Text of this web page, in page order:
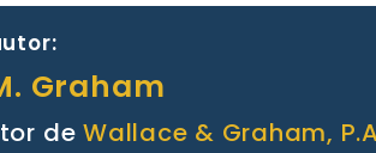
Graham
deWallace & Graham,